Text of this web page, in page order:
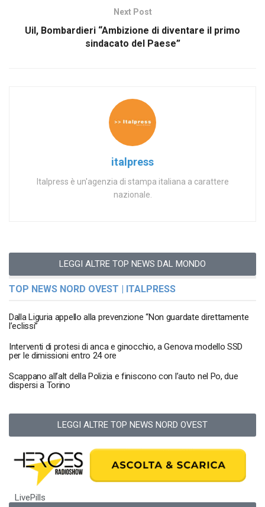
Next Post
Uil, Bombardieri “Ambizione di diventare il primo
sindacato del Paese”
italpress
Italpress è un'agenzia di stampa italiana a carattere
nazionale.
LEGGI ALTRE TOP NEWS DAL MONDO
TOP NEWS NORD OVEST | ITALPRESS
Dalla Liguria appello alla prevenzione “Non guardate direttamente
l’eclissi”
Interventi di protesi di anca e ginocchio, a Genova modello SSD
per le dimissioni entro 24 ore
Scappano all’alt della Polizia e finiscono con l’auto nel Po, due
dispersi a Torino
LEGGI ALTRE TOP NEWS NORD OVEST
LivePills